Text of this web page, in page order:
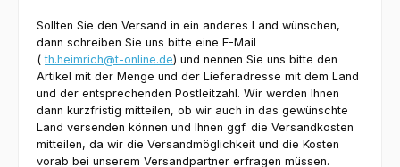
Sollten Sie den Versand in ein anderes Land wünschen,
dann schreiben Sie uns bitte eine E-Mail
(th.heimrich@t-online.de) und nennen Sie uns bitte den
Artikel mit der Menge und der Lieferadresse mit dem Land
und der entsprechenden Postleitzahl. Wir werden Ihnen
dann kurzfristig mitteilen, ob wir auch in das gewünschte
Land versenden können und Ihnen ggf. die Versandkosten
mitteilen, da wir die Versandmöglichkeit und die Kosten
vorab bei unserem Versandpartner erfragen müssen.